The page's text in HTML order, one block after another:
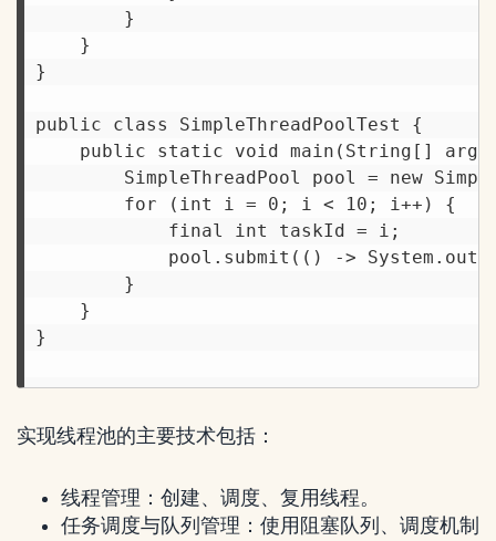
        }
    }
}
public class SimpleThreadPoolTest {
public static void main(String[]
SimpleThreadPool pool = new
        for (int i = 0; i < 10; i++) {
            final int taskId = i;
pool.submit(() ->
        }
    }
}
实现线程池的主要技术包括：
线程管理：创建、调度、复用线程。
任务调度与队列管理：使用阻塞队列、调度机制